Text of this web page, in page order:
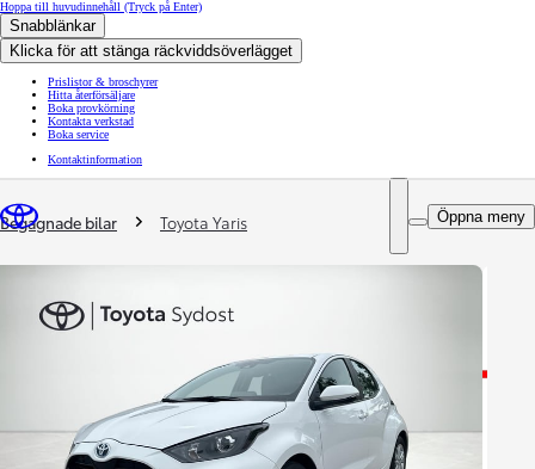
Hoppa till huvudinnehåll (Tryck på Enter)
Snabblänkar
Klicka för att stänga räckviddsöverlägget
Prislistor & broschyrer
Hitta återförsäljare
Boka provkörning
Kontakta verkstad
Boka service
Kontaktinformation
Öppna meny
You are here
Begagnade bilar Toyota Yaris